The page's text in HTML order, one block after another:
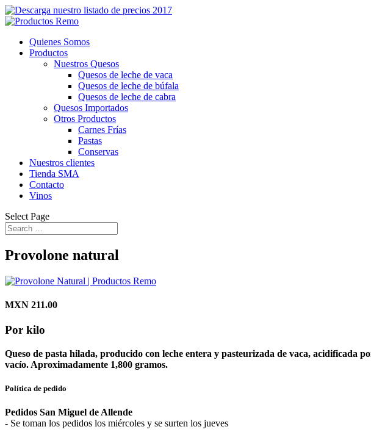
Quienes Somos
Productos
Nuestros Quesos
Quesos de leche de vaca
Quesos de leche de búfala
Quesos de leche de cabra
Quesos Importados
Otros Productos
Carnes Frías
Pastas
Conservas
Nuestros clientes
Tienda SMA
Contacto
Vinos
Select Page
Provolone natural
MXN 211.00
Por kilo
Queso de pasta hilada, producido con leche entera y pasteurizada de vaca,
vacío. Aproximadamente 1,800 gramos.
Política de pedido
Pedidos San Miguel de Allende
- Se toman los pedidos los miércoles y se surten los jueves